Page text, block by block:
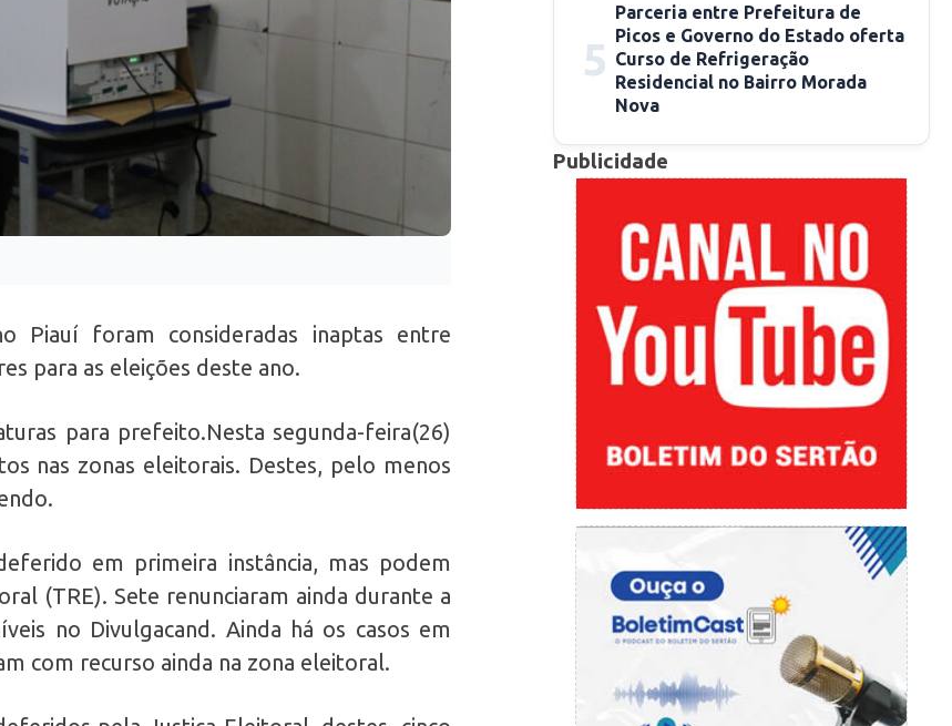
Piauí foram consideradas inaptas entre
para as eleições deste ano.
para prefeito.Nesta segunda-feira(26)
nas zonas eleitorais. Destes, pelo menos
em primeira instância, mas podem
(TRE). Sete renunciaram ainda durante a
no Divulgacand. Ainda há os casos em
com recurso ainda na zona eleitoral.
5
Parceria entre Prefeitura de
Picos e Governo do Estado oferta
Curso de Refrigeração
Residencial no Bairro Morada
Nova
Publicidade